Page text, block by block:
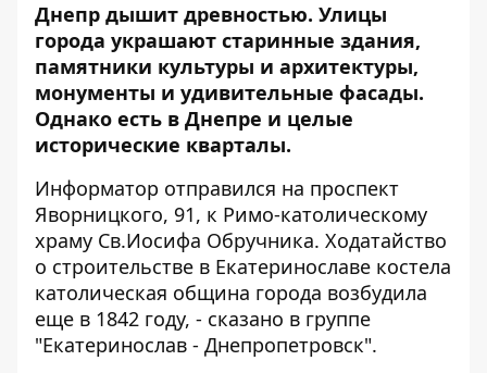
Днепр дышит древностью. Улицы
города украшают старинные здания,
памятники культуры и архитектуры,
монументы и удивительные фасады.
Однако есть в Днепре и целые
исторические кварталы.
Информатор отправился на проспект
Яворницкого, 91, к Римо-католическому
храму Св.Иосифа Обручника. Ходатайство
о строительстве в Екатеринославе костела
католическая община города возбудила
еще в 1842 году, - сказано в группе
"Екатеринослав - Днепропетровск".